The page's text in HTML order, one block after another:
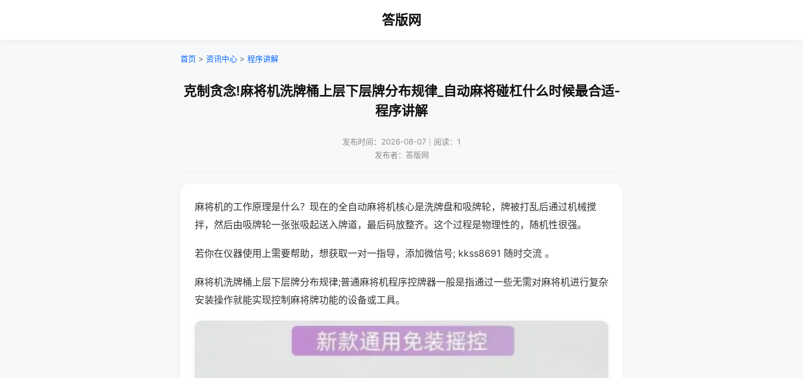
答版网
首页 > 资讯中心 > 程序讲解
克制贪念!麻将机洗牌桶上层下层牌分布规律_自动麻将碰杠什么时候最合适-
程序讲解
发布时间：2026-08-07｜阅读：1
发布者：答版网
麻将机的工作原理是什么？现在的全自动麻将机核心是洗牌盘和吸牌轮，牌被打乱后通过机械搅
拌，然后由吸牌轮一张张吸起送入牌道，最后码放整齐。这个过程是物理性的，随机性很强。
若你在仪器使用上需要帮助，想获取一对一指导，添加微信号; kkss8691 随时交流 。
麻将机洗牌桶上层下层牌分布规律;普通麻将机程序控牌器一般是指通过一些无需对麻将机进行复杂
安装操作就能实现控制麻将牌功能的设备或工具。